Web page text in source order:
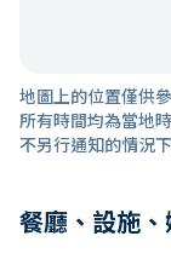
地圖上的位置僅供
所有時間均為當地
不另行通知的情況
餐廳、設施